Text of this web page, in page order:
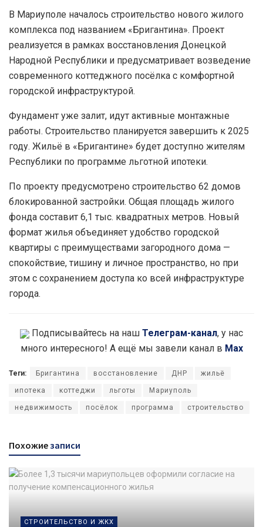
В Мариуполе началось строительство нового жилого
комплекса под названием «Бригантина». Проект
реализуется в рамках восстановления Донецкой
Народной Республики и предусматривает возведение
современного коттеджного посёлка с комфортной
городской инфраструктурой.
Фундамент уже залит, идут активные монтажные
работы. Строительство планируется завершить к 2025
году. Жильё в «Бригантине» будет доступно жителям
Республики по программе льготной ипотеки.
По проекту предусмотрено строительство 62 домов
блокированной застройки. Общая площадь жилого
фонда составит 6,1 тыс. квадратных метров. Новый
формат жилья объединяет удобство городской
квартиры с преимуществами загородного дома —
спокойствие, тишину и личное пространство, но при
этом с сохранением доступа ко всей инфраструктуре
города.
Подписывайтесь на наш Телеграм-канал, у нас
много интересного! А ещё мы завели канал в Max
Теги: Бригантина восстановление ДНР жильё
ипотека коттеджи льготы Мариуполь
недвижимость посёлок программа строительство
Похожие записи
СТРОИТЕЛЬСТВО И ЖКХ